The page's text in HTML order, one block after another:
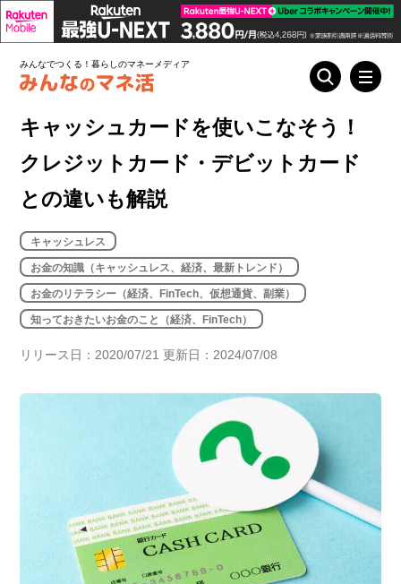
みんなでつくる！暮らしのマネーメディア
キャッシュカードを使いこなそう！
クレジットカード・デビットカード
との違いも解説
キャッシュレス
お金の知識（キャッシュレス、経済、最新トレンド）
お金のリテラシー（経済、FinTech、仮想通貨、副業）
知っておきたいお金のこと（経済、FinTech）
リリース日：2020/07/21 更新日：2024/07/08